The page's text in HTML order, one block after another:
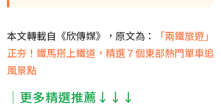
本文轉載自《欣傳媒》，原文為：
「兩鐵旅遊」
正夯！鐵馬搭上鐵道，精選７個東部熱門單車追
風景點
│更多精選推薦↓↓↓